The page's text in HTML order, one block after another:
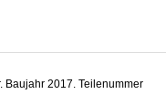
Baujahr 2017. Teilenummer